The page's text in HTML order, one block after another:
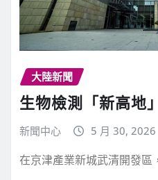
大陸新聞
生物檢測「新高地
新聞中心 5 月 30, 2026
在京津產業新城武清開發